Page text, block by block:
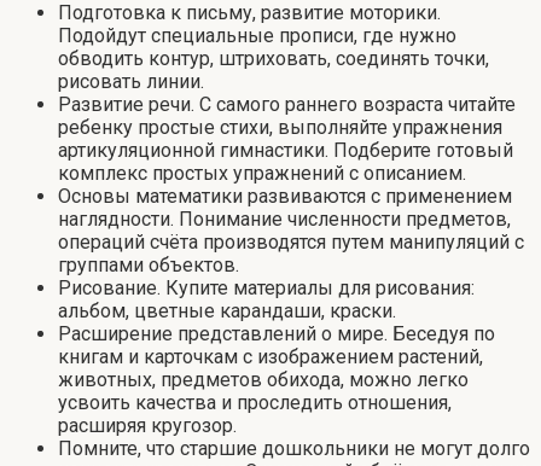
Подготовка к письму, развитие моторики.
Подойдут специальные прописи, где нужно
обводить контур, штриховать, соединять точки,
рисовать линии.
Развитие речи. С самого раннего возраста читайте
ребенку простые стихи, выполняйте упражнения
артикуляционной гимнастики. Подберите готовый
комплекс простых упражнений с описанием.
Основы математики развиваются с применением
наглядности. Понимание численности предметов,
операций счёта производятся путем манипуляций с
группами объектов.
Рисование. Купите материалы для рисования:
альбом, цветные карандаши, краски.
Расширение представлений о мире. Беседуя по
книгам и карточкам с изображением растений,
животных, предметов обихода, можно легко
усвоить качества и проследить отношения,
расширяя кругозор.
Помните, что старшие дошкольники не могут долго